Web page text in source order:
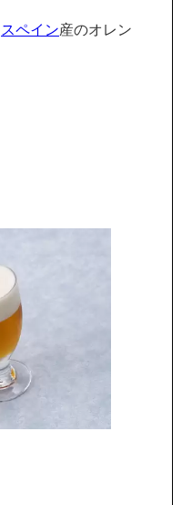
スペイン産のオレン